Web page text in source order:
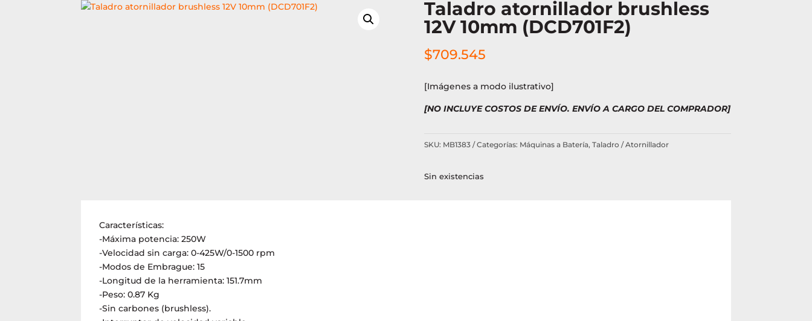
Taladro atornillador brushless
12V 10mm (DCD701F2)
$709.545
[Imágenes a modo ilustrativo]
[NO INCLUYE COSTOS DE ENVÍO. ENVÍO A CARGO DEL COMPRADOR]
SKU: MB1383 Categorías: Máquinas a Batería, Taladro / Atornillador
Sin existencias
Características:
-Máxima potencia: 250W
-Velocidad sin carga: 0-425W/0-1500 rpm
-Modos de Embrague: 15
-Longitud de la herramienta: 151.7mm
-Peso: 0.87 Kg
-Sin carbones (brushless).